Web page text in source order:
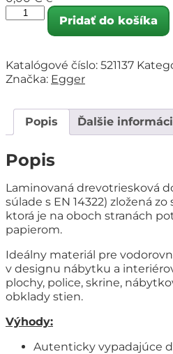
Pridať do košíka
Katalógové číslo: 521137
Značka: Egger
Popis Ďalšie
Popis
Laminovaná drevotriesková
súlade s EN 14322) zložená
ktorá je na oboch stranách
papierom.
Ideálny materiál pre
v designu nábytku a
plochy, police, skrine,
obklady stien.
Výhody:
Autenticky vypadajúce